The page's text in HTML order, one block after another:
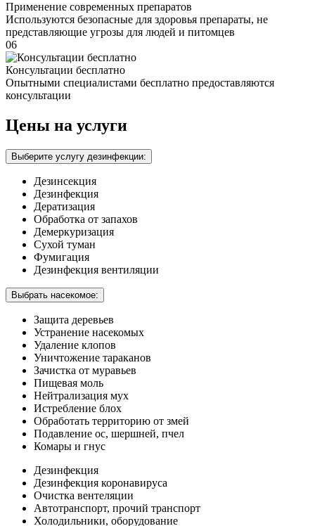
Применение современных препаратов
Используются безопасные для здоровья препараты, не
представляющие угрозы для людей и питомцев
06
Консультации бесплатно
Опытными специалистами бесплатно предоставляются
консультации
Цены на услуги
Выберите услугу дезинфекции:
Дезинсекция
Дезинфекция
Дератизация
Обработка от запахов
Демеркуризация
Сухой туман
Фумигация
Дезинфекция вентиляции
Выбрать насекомое:
Защита деревьев
Устранение насекомых
Удаление клопов
Уничтожение тараканов
Зачистка от муравьев
Пищевая моль
Нейтрализация мух
Истребление блох
Обработать территорию от змей
Подавление ос, шершней, пчел
Комары и гнус
Дезинфекция
Дезинфекция коронавируса
Очистка вентеляции
Автотранспорт, прочий транспорт
Холодильники, оборудование